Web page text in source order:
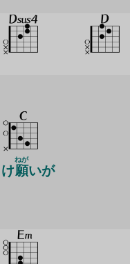
け願
ねが
いが